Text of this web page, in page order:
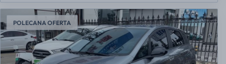
POLECANA OFERTA